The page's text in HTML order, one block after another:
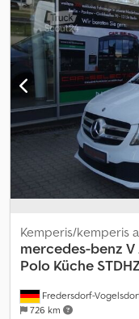
programa (ESP),
navigacijos sistema,
priekabos jungtis,
varančiųjų ratų pavara,
Fredersdorf-
726 km
Kemperis/kemperis
mercedes-benz
Polo Küche